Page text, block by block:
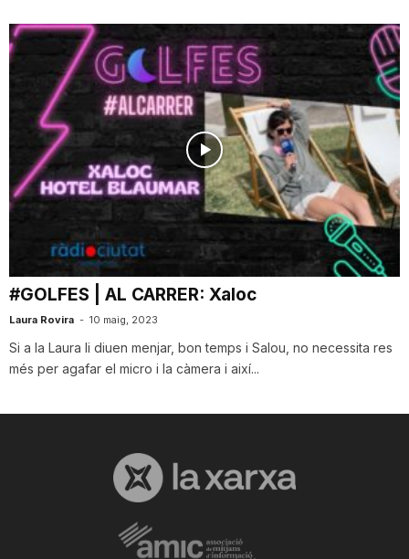
d
e
a
r
r
#GOLFES | AL CARRER: Xaloc
Laura Rovira - 10 maig, 2023
Si a la Laura li diuen menjar, bon temps i Salou, no necessita res
més per agafar el micro i la càmera i així...